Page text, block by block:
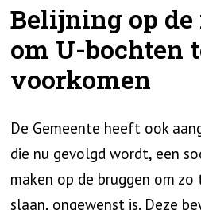
Belijning op
om U-bochten
voorkomen
De Gemeente heeft ook
die nu gevolgd wordt, een
maken op de bruggen om
slaan, ongewenst is. Deze